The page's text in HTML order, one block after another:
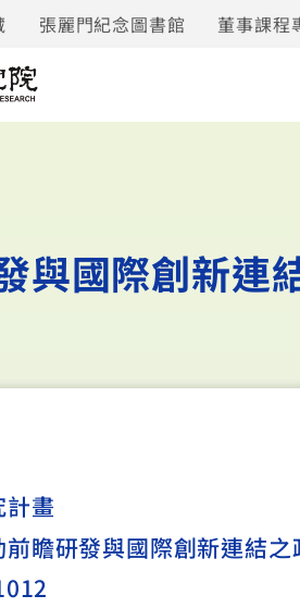
張麗門紀念圖書館 董事課程
與國際創新連
計畫
瞻研發與國際創新連結之